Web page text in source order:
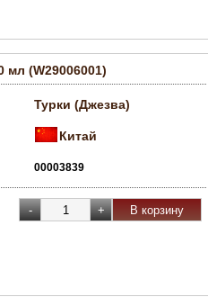
мл (W29006001)
Турки (Джезва)
Китай
00003839